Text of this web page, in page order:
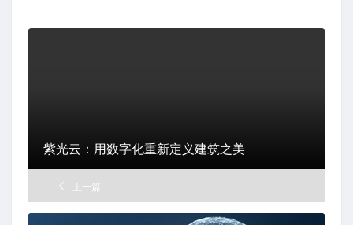
紫光云：用数字化重新定义建筑之美
上一篇